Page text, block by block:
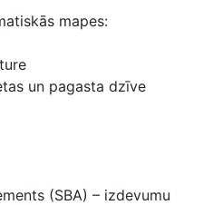
mapes:
un pagasta dzīve
(SBA) – izdevumu